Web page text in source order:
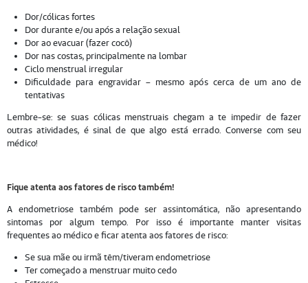
Dor/cólicas fortes
Dor durante e/ou após a relação sexual
Dor ao evacuar (fazer cocô)
Dor nas costas, principalmente na lombar
Ciclo menstrual irregular
Dificuldade para engravidar – mesmo após cerca de um ano de
tentativas
Lembre-se: se suas cólicas menstruais chegam a te impedir de fazer
outras atividades, é sinal de que algo está errado. Converse com seu
médico!
Fique atenta aos fatores de risco também!
A endometriose também pode ser assintomática, não apresentando
sintomas por algum tempo. Por isso é importante manter visitas
frequentes ao médico e ficar atenta aos fatores de risco:
Se sua mãe ou irmã têm/tiveram endometriose
Ter começado a menstruar muito cedo